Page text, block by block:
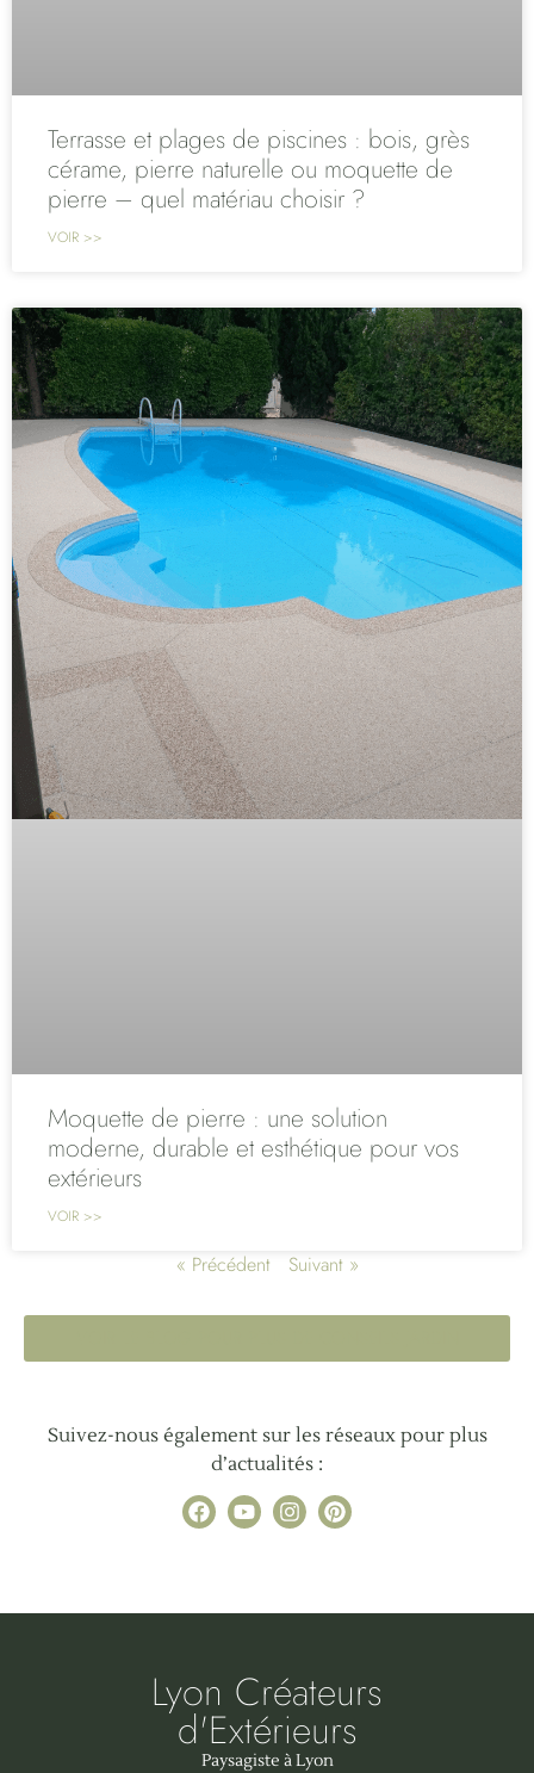
Terrasse et plages de piscines : bois, grès
cérame, pierre naturelle ou moquette de
pierre – quel matériau choisir ?
VOIR >>
Moquette de pierre : une solution
moderne, durable et esthétique pour vos
extérieurs
VOIR >>
« Précédent Suivant »
Suivez-nous également sur les réseaux pour plus
d’actualités :
Lyon Créateurs
d'Extérieurs
Paysagiste à Lyon